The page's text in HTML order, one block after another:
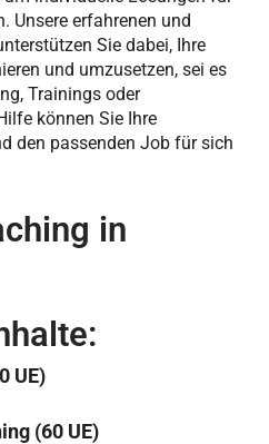
Unsere erfahrenen und
Sie dabei, Ihre
und umzusetzen, sei es
Trainings oder
können Sie Ihre
den passenden Job für sich
in
UE)
(60 UE)